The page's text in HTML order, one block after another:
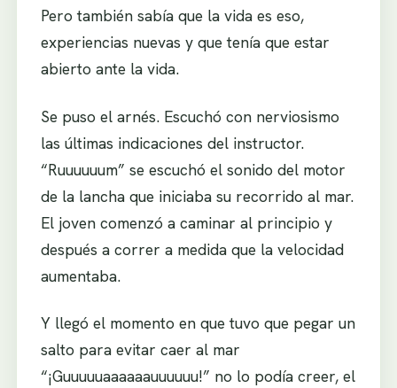
Pero también sabía que la vida es eso,
experiencias nuevas y que tenía que estar
abierto ante la vida.
Se puso el arnés. Escuchó con nerviosismo
las últimas indicaciones del instructor.
“Ruuuuuum” se escuchó el sonido del motor
de la lancha que iniciaba su recorrido al mar.
El joven comenzó a caminar al principio y
después a correr a medida que la velocidad
aumentaba.
Y llegó el momento en que tuvo que pegar un
salto para evitar caer al mar
“¡Guuuuuaaaaaauuuuuu!” no lo podía creer, el